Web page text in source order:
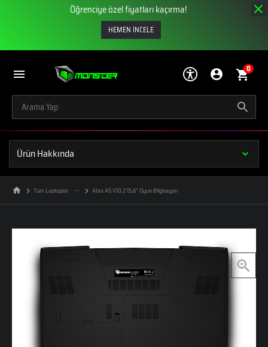
Öğrenciye özel fiyatları kaçırma!
HEMEN İNCELE
0
Ürün Hakkında
Tüm Laptoplar Abra A5 V10.2 15.6" Oyun Bilgisayarı